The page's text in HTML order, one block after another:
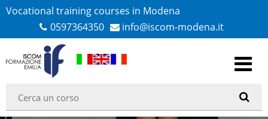
Vocational training courses in Modena
0597364350
info@iscom-modena.it